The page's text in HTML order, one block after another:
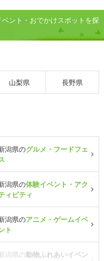
ント・おでかけスポットを探
山梨県 長野県
潟県のグルメ・フードフェ
潟県の体験イベント・アク
ィビティ
潟県のアニメ・ゲームイベ
ト
潟県の動物ふれあいイベン